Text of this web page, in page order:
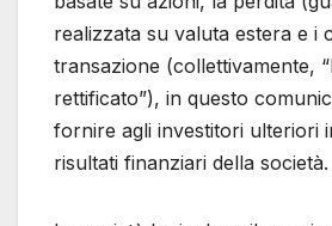
realizzata su valuta estera e i
transazione (collettivamente,
rettificato”), in questo
fornire agli investitori ulteriori
risultati finanziari della società.